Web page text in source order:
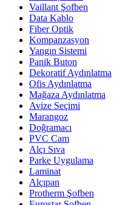
Vaillant Şofben
Data Kablo
Fiber Optik
Kompanzasyon
Yangın Sistemi
Panik Buton
Dekoratif Aydınlatma
Ofis Aydınlatma
Mağaza Aydınlatma
Avize Seçimi
Marangoz
Doğramacı
PVC Cam
Alçı Sıva
Parke Uygulama
Laminat
Alçıpan
Protherm Şofben